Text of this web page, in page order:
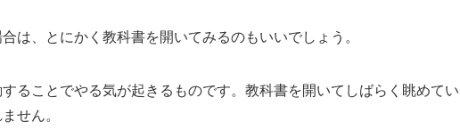
は、とにかく教科書を開いてみるのもいいでしょう。
ることでやる気が起きるものです。教科書を開いてしばらく眺めてい
せん。